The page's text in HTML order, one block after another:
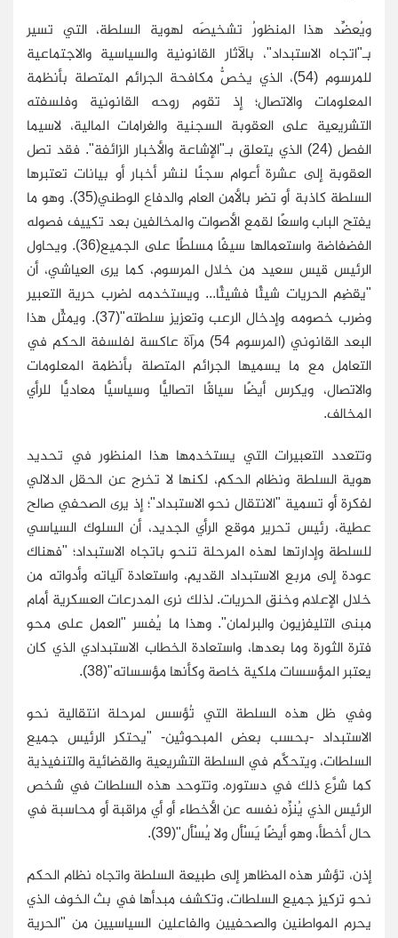
ويُعضِّد هذا المنظورُ تشخيصَه لهوية السلطة، التي تسير
بـ"اتجاه الاستبداد"، بالآثار القانونية والسياسية والاجتماعية
للمرسوم (54)، الذي يخصُّ مكافحة الجرائم المتصلة بأنظمة
المعلومات والاتصال؛ إذ تقوم روحه القانونية وفلسفته
التشريعية على العقوبة السجنية والغرامات المالية، لاسيما
الفصل (24) الذي يتعلق بـ"الإشاعة والأخبار الزائفة". فقد تصل
العقوبة إلى عشرة أعوام سجنًا لنشر أخبار أو بيانات تعتبرها
السلطة كاذبة أو تضر بالأمن العام والدفاع الوطني(35). وهو ما
يفتح الباب واسعًا لقمع الأصوات والمخالفين بعد تكييف فصوله
الفضفاضة واستعمالها سيفًا مسلطًا على الجميع(36). ويحاول
الرئيس قيس سعيد من خلال المرسوم، كما يرى العياشي، أن
"يقضِم الحريات شيئًا فشيئًا... ويستخدمه لضرب حرية التعبير
وضرب خصومه وإدخال الرعب وتعزيز سلطته"(37). ويمثِّل هذا
البعد القانوني (المرسوم 54) مرآة عاكسة لفلسفة الحكم في
التعامل مع ما يسميها الجرائم المتصلة بأنظمة المعلومات
والاتصال، ويكرس أيضًا سياقًا اتصاليًّا وسياسيًّا معاديًّا للرأي
المخالف.
وتتعدد التعبيرات التي يستخدمها هذا المنظور في تحديد
هوية السلطة ونظام الحكم، لكنها لا تخرج عن الحقل الدلالي
لفكرة أو تسمية "الانتقال نحو الاستبداد"؛ إذ يرى الصحفي صالح
عطية، رئيس تحرير موقع الرأي الجديد، أن السلوك السياسي
للسلطة وإدارتها لهذه المرحلة تنحو باتجاه الاستبداد؛ "فهناك
عودة إلى مربع الاستبداد القديم، واستعادة آلياته وأدواته من
خلال الإعلام وخنق الحريات. لذلك نرى المدرعات العسكرية أمام
مبنى التليفزيون والبرلمان". وهذا ما يُفسر "العمل على محو
فترة الثورة وما بعدها، واستعادة الخطاب الاستبدادي الذي كان
يعتبر المؤسسات ملكية خاصة وكأنها مؤسساته"(38).
وفي ظل هذه السلطة التي تُؤسس لمرحلة انتقالية نحو
الاستبداد -بحسب بعض المبحوثين- "يحتكر الرئيس جميع
السلطات، ويتحكَّم في السلطة التشريعية والقضائية والتنفيذية
كما شرَّع ذلك في دستوره. وتتوحد هذه السلطات في شخص
الرئيس الذي يُنزِّه نفسه عن الأخطاء أو أي مراقبة أو محاسبة في
حال أخطأ، وهو أيضًا يَسْأَل ولا يُسْأَل"(39).
إذن، تؤشر هذه المظاهر إلى طبيعة السلطة واتجاه نظام الحكم
نحو تركيز جميع السلطات، وتكشف مبدأها في بث الخوف الذي
يحرم المواطنين والصحفيين والفاعلين السياسيين من "الحرية